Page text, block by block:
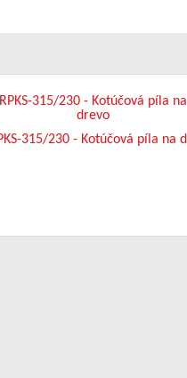
RPKS-315/230 - Kotúčová píla na
drevo